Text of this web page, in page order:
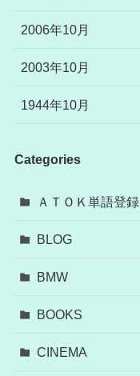
2006年10月
2003年10月
1944年10月
Categories
ＡＴＯＫ単語登録
BLOG
BMW
BOOKS
CINEMA